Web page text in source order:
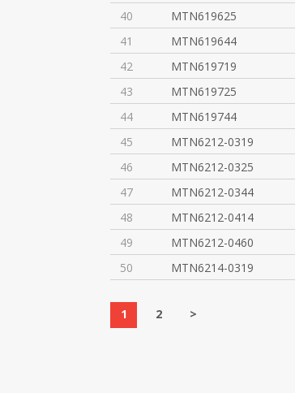
40 MTN619625
41 MTN619644
42 MTN619719
43 MTN619725
44 MTN619744
45 MTN6212-0319
46 MTN6212-0325
47 MTN6212-0344
48 MTN6212-0414
49 MTN6212-0460
50 MTN6214-0319
1 2 >